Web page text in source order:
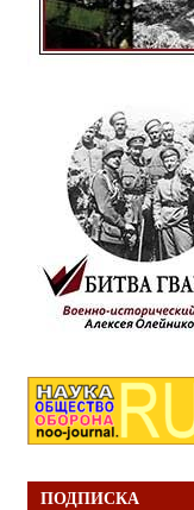
ПОДПИСКА